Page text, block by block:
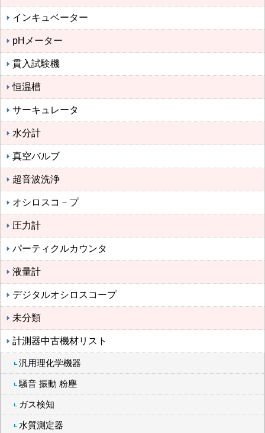
インキュベーター
pHメーター
貫入試験機
恒温槽
サーキュレータ
水分計
真空バルブ
超音波洗浄
オシロスコ－プ
圧力計
パーティクルカウンタ
液量計
デジタルオシロスコープ
未分類
計測器中古機材リスト
汎用理化学機器
騒音 振動 粉塵
ガス検知
水質測定器